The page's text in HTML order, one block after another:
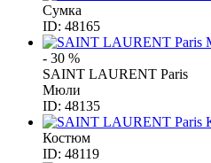
Сумка
ID: 48165
- 30 %
SAINT LAURENT Paris
Мюли
ID: 48135
Костюм
ID: 48119